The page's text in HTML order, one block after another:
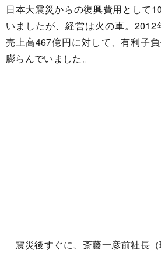
日本大震災からの復興費用として
いましたが、経営は火の車。
売上高467億円に対して、有利子
膨らんでいました。
震災後すぐに、斎藤一彦前社長